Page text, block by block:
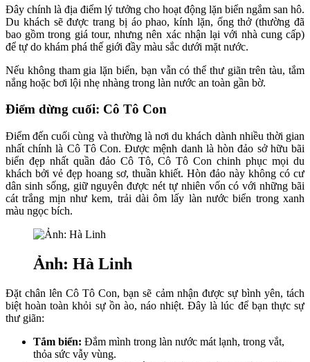
Đây chính là địa điểm lý tưởng cho hoạt động lặn biển ngắm san hô.
Du khách sẽ được trang bị áo phao, kính lặn, ống thở (thường đã
bao gồm trong giá tour, nhưng nên xác nhận lại với nhà cung cấp)
để tự do khám phá thế giới đầy màu sắc dưới mặt nước.
Nếu không tham gia lặn biển, bạn vẫn có thể thư giãn trên tàu, tắm
nắng hoặc bơi lội nhẹ nhàng trong làn nước an toàn gần bờ.
Điểm dừng cuối: Cô Tô Con
Điểm đến cuối cùng và thường là nơi du khách dành nhiều thời gian
nhất chính là Cô Tô Con. Được mệnh danh là hòn đảo sở hữu bãi
biển đẹp nhất quần đảo Cô Tô, Cô Tô Con chinh phục mọi du
khách bởi vẻ đẹp hoang sơ, thuần khiết. Hòn đảo này không có cư
dân sinh sống, giữ nguyên được nét tự nhiên vốn có với những bãi
cát trắng mịn như kem, trải dài ôm lấy làn nước biển trong xanh
màu ngọc bích.
Ảnh: Hà Linh
Đặt chân lên Cô Tô Con, bạn sẽ cảm nhận được sự bình yên, tách
biệt hoàn toàn khỏi sự ồn ào, náo nhiệt. Đây là lúc để bạn thực sự
thư giãn:
Tắm biển: Đắm mình trong làn nước mát lạnh, trong vắt,
thỏa sức vẫy vùng.